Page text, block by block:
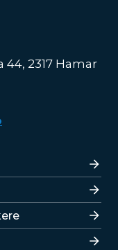
44, 2317 Hamar